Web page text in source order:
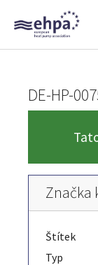
Skip to main
Skip to main content
Skip to page footer
DE-HP-
Značka
Štítek
Typ